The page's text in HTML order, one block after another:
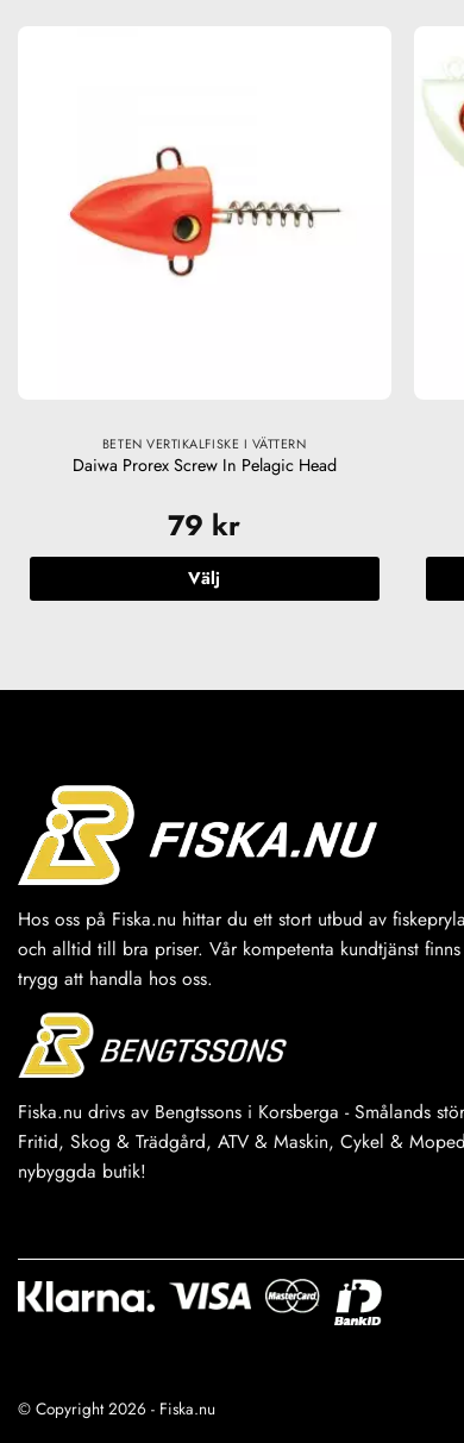
BETEN VERTIKALFISKE I VÄTTERN
Daiwa Prorex Screw In Pelagic Head
79 kr
Välj
har
alternativen
kan
på
produktsidan
Hos oss på Fiska.nu hittar du ett stort utbud av
och alltid till bra priser. Vår kompetenta kundtjänst
trygg att handla hos oss.
Fiska.nu drivs av Bengtssons i Korsberga - Smålands
Fritid, Skog & Trädgård, ATV & Maskin, Cykel &
nybyggda butik!
© Copyright 2026 - Fiska.nu